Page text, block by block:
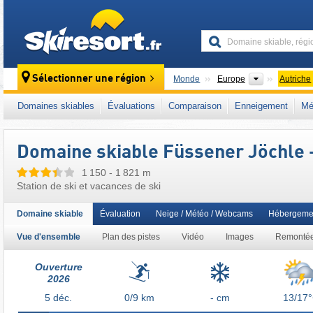
Sélectionner une région Monde Europe Continents
Autriche
Ce domaine skiable se situe aussi dans :
Autriche occidentale
Alpes autrichiennes
Domaines skiables Évaluations Comparaison Enneigement
Domaine skiable Füssener Jöchle
1 150 - 1 821 m
Station de ski et vacances de ski
Domaine skiable
Vue d'ensemble Plan des pistes Vidéo Images
Évaluation Neige / Météo / Webcams
Ouverture
2026
5 déc. 0/9km - cm 13/